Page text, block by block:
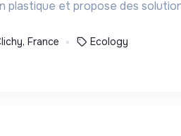
France Ecology